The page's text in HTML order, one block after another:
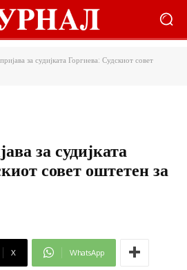
за судијката Горгиева: Судскиот совет
за судијката
совет оштетен за
X WhatsApp